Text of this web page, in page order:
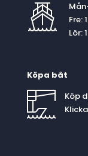
Fre:
Lör:
Köpa båt
Köp
Klicka